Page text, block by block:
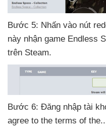
Bước 5: Nhấn vào nút
này nhận game Endless
trên Steam.
Bước 6: Đăng nhập tài
agree to the terms of the..